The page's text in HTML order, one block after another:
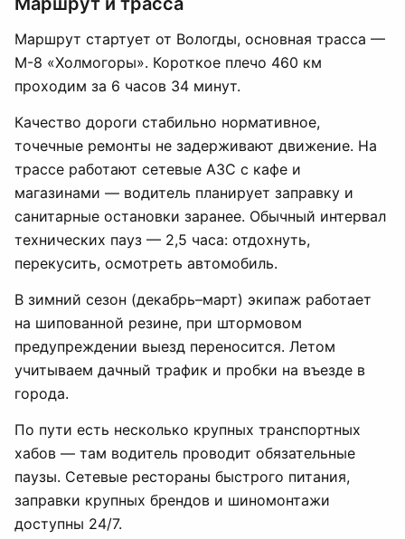
Маршрут стартует от Вологды, основная трасса —
М-8 «Холмогоры». Короткое плечо 460 км
проходим за 6 часов 34 минут.
Качество дороги стабильно нормативное,
точечные ремонты не задерживают движение. На
трассе работают сетевые АЗС с кафе и
магазинами — водитель планирует заправку и
санитарные остановки заранее. Обычный интервал
технических пауз — 2,5 часа: отдохнуть,
перекусить, осмотреть автомобиль.
В зимний сезон (декабрь–март) экипаж работает
на шипованной резине, при штормовом
предупреждении выезд переносится. Летом
учитываем дачный трафик и пробки на въезде в
города.
По пути есть несколько крупных транспортных
хабов — там водитель проводит обязательные
паузы. Сетевые рестораны быстрого питания,
заправки крупных брендов и шиномонтажи
доступны 24/7.